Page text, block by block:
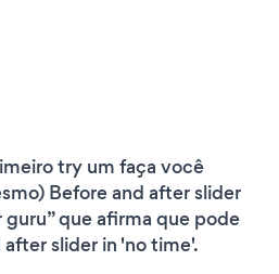
try um faça você
Before and after slider
que afirma que pode
slider in 'no time'.